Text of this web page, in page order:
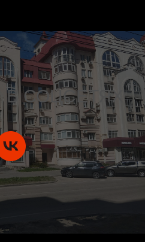
В СОЦСЕТЯХ